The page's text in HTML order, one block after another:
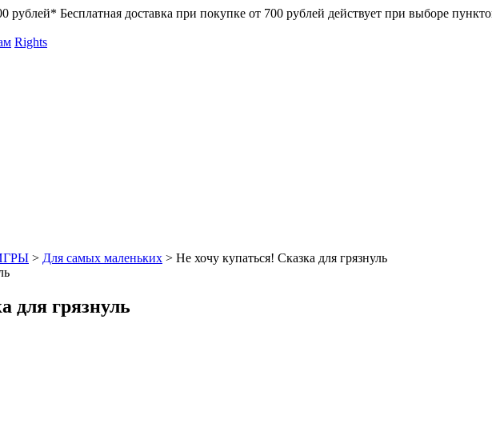
рублей* Бесплатная доставка при покупке от 700 рублей действует при выборе
Rights
> Для самых маленьких > Не хочу купаться! Сказка для грязнуль
для грязнуль